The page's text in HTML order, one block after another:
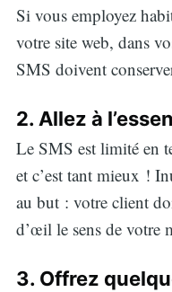
Si vous employez
votre site web, dans
SMS doivent
2. Allez à
Le SMS est limité en
et c’est tant mieux !
au but : votre client
d’œil le sens de votre
3. Offrez